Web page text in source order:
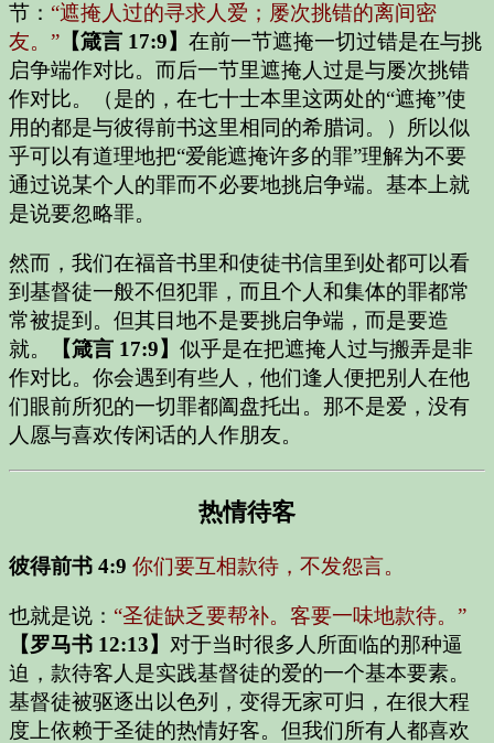
节： “遮掩人过的寻求人爱；屡次挑错的离间密
友。” 【箴言 17:9】 在前一节遮掩一切过错是在与挑
启争端作对比。而后一节里遮掩人过是与屡次挑错
作对比。（是的，在七十士本里这两处的“遮掩”使
用的都是与彼得前书这里相同的希腊词。）所以似
乎可以有道理地把“爱能遮掩许多的罪”理解为不要
通过说某个人的罪而不必要地挑启争端。基本上就
是说要忽略罪。
然而，我们在福音书里和使徒书信里到处都可以看
到基督徒一般不但犯罪，而且个人和集体的罪都常
常被提到。但其目地不是要挑启争端，而是要造
就。
【箴言 17:9】 似乎是在把遮掩人过与搬弄是非
作对比。你会遇到有些人，他们逢人便把别人在他
们眼前所犯的一切罪都阖盘托出。那不是爱，没有
人愿与喜欢传闲话的人作朋友。
热情待客
彼得前书 4:9 你们要互相款待，不发怨言。
也就是说： “圣徒缺乏要帮补。客要一味地款待。”
【罗马书 12:13】 对于当时很多人所面临的那种逼
迫，款待客人是实践基督徒的爱的一个基本要素。
基督徒被驱逐出以色列，变得无家可归，在很大程
度上依赖于圣徒的热情好客。但我们所有人都喜欢